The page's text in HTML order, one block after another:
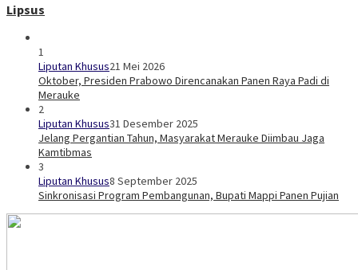
Lipsus
1
Liputan Khusus21 Mei 2026
Oktober, Presiden Prabowo Direncanakan Panen Raya Padi di
Merauke
2
Liputan Khusus31 Desember 2025
Jelang Pergantian Tahun, Masyarakat Merauke Diimbau Jaga
Kamtibmas
3
Liputan Khusus8 September 2025
Sinkronisasi Program Pembangunan, Bupati Mappi Panen Pujian